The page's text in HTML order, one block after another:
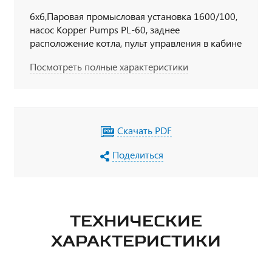
6х6,Паровая промысловая установка 1600/100,
насос Kopper Pumps PL-60, заднее
расположение котла, пульт управления в кабине
42E51 (420 л.с.), КПП FAW CA10TAX190M2, МОБ,
Посмотреть полные характеристики
Скачать PDF
Поделиться
ТЕХНИЧЕСКИЕ
ХАРАКТЕРИСТИКИ